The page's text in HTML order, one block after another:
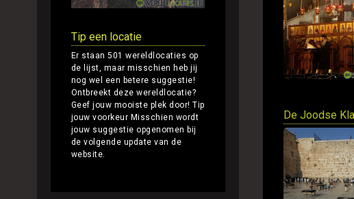
Tip een locatie
Er staan 501 wereldlocaties op
de lijst, maar misschien heb jij
nog wel een betere suggestie!
Ontbreekt deze wereldlocatie?
Geef jouw mooiste plek door!Tip
jouw voorkeur Misschien wordt
jouw suggestie opgenomen bij
de volgende update van de
website.
De Joodse